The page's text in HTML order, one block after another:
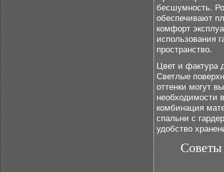
бесшумность.
обеспечивают
комфорт
использования
пространство.
Цвет и фактура
Светлые
оттенки могут
необходимости
комбинация
спальни с
удобство
Советы